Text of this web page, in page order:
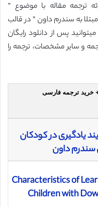
ترجمه مقاله با موضوع ”
به سندرم داون ” در قالب
پس از دانلود رایگان
و سایر مشخصات، ترجمه را
+ خرید ترجمه فارسی
یادگیری در کودکان
سندرم داون
Characteristics of
Children with